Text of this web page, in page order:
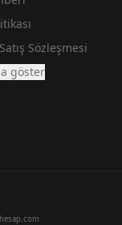
Sözleşmesi
göster